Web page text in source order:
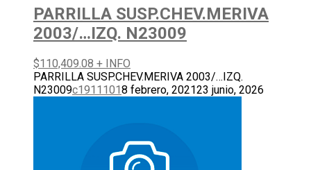
PARRILLA SUSP.CHEV.MERIVA
2003/…IZQ. N23009
$110,409.08 + INFO
PARRILLA SUSP.CHEV.MERIVA 2003/…IZQ.
N23009c19111018 febrero, 202123 junio, 2026